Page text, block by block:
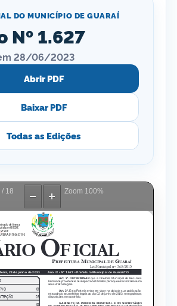
DO MUNICÍPIO DE GUARAÍ
Nº 1.627
28/06/2023
Abrir PDF
Baixar PDF
Todas as Edições
/ 18 Zoom 100%